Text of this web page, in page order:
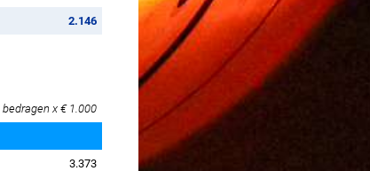
2.146
bedragen x € 1.000
3.373